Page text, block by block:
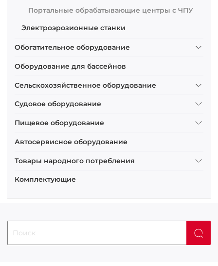
Портальные обрабатывающие центры с ЧПУ
Электроэрозионные станки
Обогатительное оборудование
Оборудование для бассейнов
Сельскохозяйственное оборудование
Судовое оборудование
Пищевое оборудование
Автосервисное оборудование
Товары народного потребления
Комплектующие